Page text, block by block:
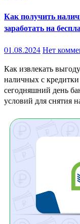
Как получить
заработать на
01.08.2024Нет
Как извлекать выгоду из банковских предложений: Снятие
наличных с
сегодняшний день
условий для снятия